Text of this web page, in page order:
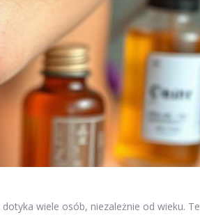
wiele osób, niezależnie od wieku. Te